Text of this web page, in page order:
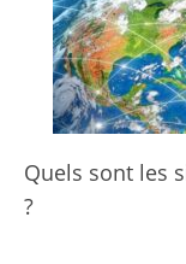
Quels sont les
?